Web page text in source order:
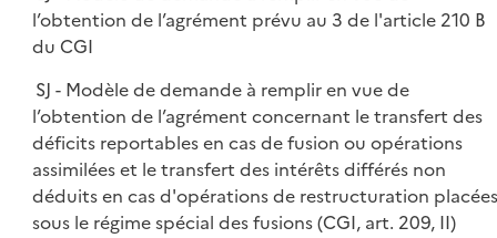
l’obtention de l’agrément prévu au 3 de l'article 210 B
du CGI
SJ - Modèle de demande à remplir en vue de
l’obtention de l’agrément concernant le transfert des
déficits reportables en cas de fusion ou opérations
assimilées et le transfert des intérêts différés non
déduits en cas d'opérations de restructuration placées
sous le régime spécial des fusions (CGI, art. 209, II)